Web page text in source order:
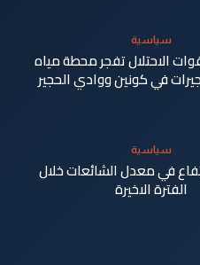
سياسية
الاحتلال تفجر محطة مياه
في كونين ووادي الحجير
سياسية
في معدل الشائعات خلال
الفترة الاخيرة